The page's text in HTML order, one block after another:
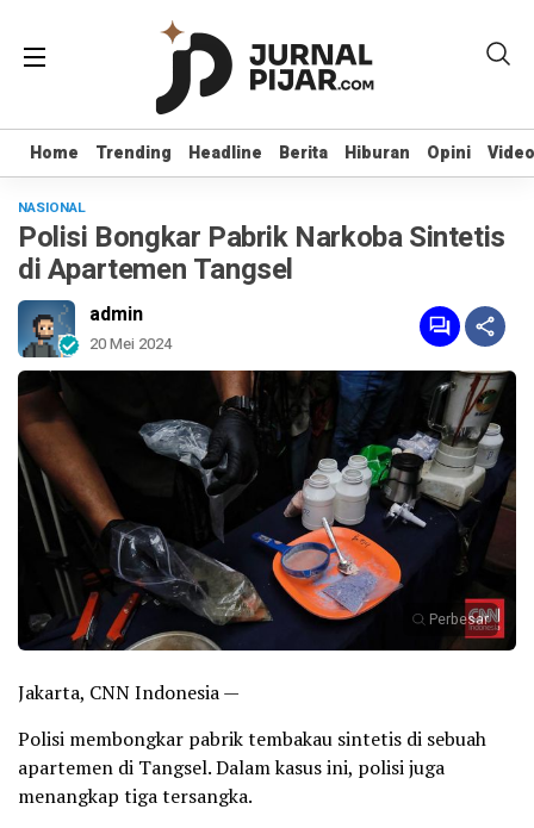
Home Trending Headline Berita Hiburan Opini Video
Home Trending Headline Berita Hiburan Opini Video
NASIONAL
Polisi Bongkar Pabrik Narkoba Sintetis
di Apartemen Tangsel
admin
20 Mei 2024
Perbesar
Jakarta, CNN Indonesia —
Polisi membongkar pabrik tembakau sintetis di sebuah
apartemen di Tangsel. Dalam kasus ini, polisi juga
menangkap tiga tersangka.